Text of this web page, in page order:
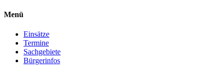
Menü
Einsätze
Termine
Sachgebiete
Bürgerinfos